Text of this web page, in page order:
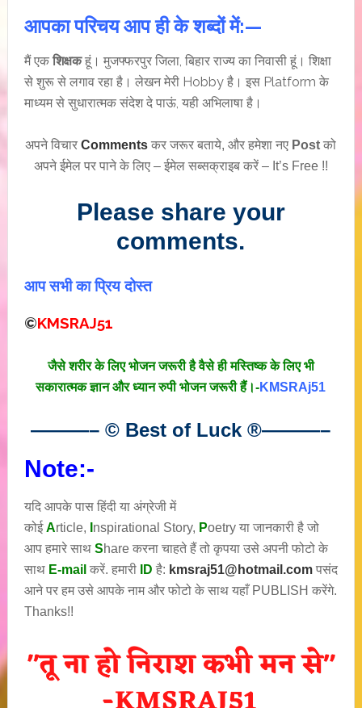
आपका परिचय आप ही के शब्दों में:—
मैं एकशिक्षकहूं। मुजफ्फरपुर जिला, बिहार राज्य का निवासी हूं। शिक्षा
से शुरू से लगाव रहा है। लेखन मेरी Hobby है। इस Platform के
माध्यम से सुधारात्मक संदेश दे पाऊं, यही अभिलाषा है।
अपने विचारComments कर जरूर बताये, और हमेशा नए Post को
अपने ईमेल पर पाने के लिए – ईमेल सब्सक्राइब करें – It’s Free !!
Please share your
comments.
आप सभी का प्रिय दोस्त
©KMSRAJ51
जैसे शरीर के लिए भोजन जरूरी है वैसे ही मस्तिष्क के लिए भी
सकारात्मक ज्ञान और ध्यान रुपी भोजन जरूरी हैं।-KMSRAj51
———– © Best of Luck®———–
Note:-
यदि आपके पास हिंदी या अंग्रेजी में
कोईArticle, nspirational Story, Poetryया जानकारी है जो
आप हमारे साथShare करना चाहते हैं तो कृपया उसे अपनी फोटो के
साथ E-mail करें. हमारी ID है: kmsraj51@hotmail.com पसंद
आने पर हम उसे आपके नाम और फोटो के साथ यहाँ PUBLISH करेंगे.
Thanks!!